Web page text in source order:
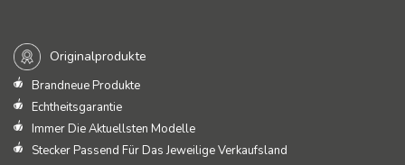
Originalprodukte
Brandneue Produkte
Echtheitsgarantie
Immer Die Aktuellsten Modelle
Stecker Passend Für Das Jeweilige Verkaufsland